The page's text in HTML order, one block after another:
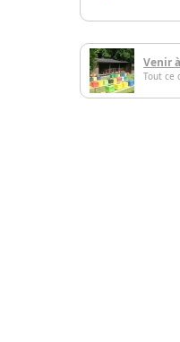
Venir
Tout ce